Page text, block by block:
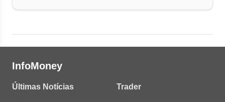
InfoMoney
Últimas Notícias Trader